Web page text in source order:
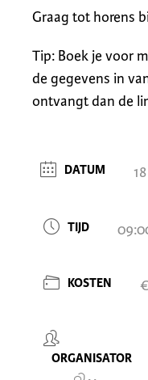
Graag tot horens
Tip: Boek je voor
de gegevens in
ontvangt dan de
DATUM
TIJD
KOSTEN
ORGANISATOR